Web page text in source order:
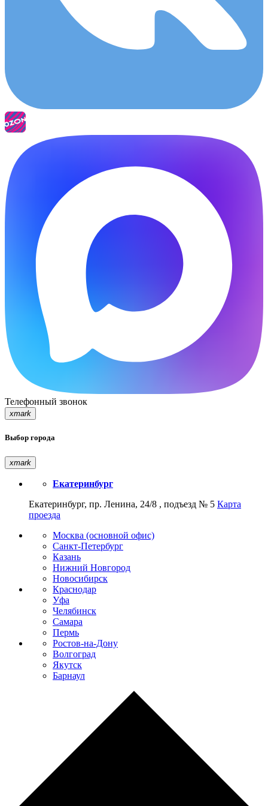
Телефонный звонок
xmark
Выбор города
xmark
Екатеринбург
Екатеринбург, пр. Ленина, 24/8 , подъезд № 5 Карта
проезда
Москва (основной офис)
Санкт-Петербург
Казань
Нижний Новгород
Новосибирск
Краснодар
Уфа
Челябинск
Самара
Пермь
Ростов-на-Дону
Волгоград
Якутск
Барнаул